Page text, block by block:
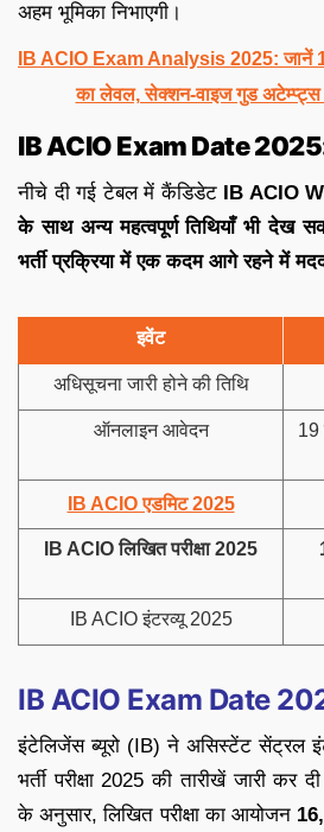
अहम भूमिका निभाएगी।
IB ACIO Exam Analysis 2025: जानें 16
का लेवल, सेक्शन-वाइज गुड अटेम्प्ट्स
IB ACIO Exam Date 2025:
नीचे दी गई टेबल में कैंडिडेट IB ACIO
के साथ अन्य महत्वपूर्ण तिथियाँ भी देख
भर्ती प्रक्रिया में एक कदम आगे रहने में
इवेंट
अधिसूचना जारी होने की तिथि
ऑनलाइन आवेदन
19
IB ACIO एडमिट 2025
IB ACIO लिखित परीक्षा 2025
IB ACIO इंटरव्यू 2025
IB ACIO Exam Date
इंटेलिजेंस ब्यूरो (IB) ने असिस्टेंट सेंट्रल
भर्ती परीक्षा 2025 की तारीखें जारी कर
के अनुसार, लिखित परीक्षा का आयोजन 16,